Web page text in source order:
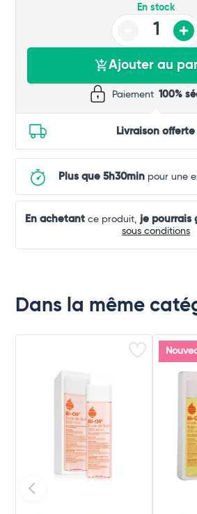
En stock
Ajouter au
Paiement 100%
Livraison offerte
Plus que 5h30minpour une
En achetantce produit, je pourrais
sous conditions
Dans la même